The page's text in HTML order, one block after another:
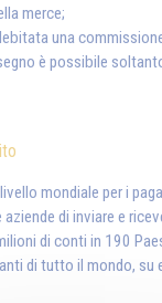
merce;
una
è possibile
mondiale per i
di inviare e
di conti in 190
di tutto il mondo, su